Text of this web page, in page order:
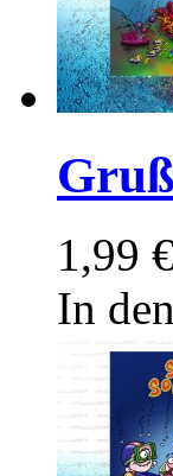
1,99 €
In